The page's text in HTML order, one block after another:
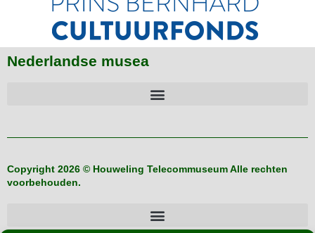
Nederlandse musea
Copyright 2026 © Houweling Telecommuseum Alle rechten
voorbehouden.